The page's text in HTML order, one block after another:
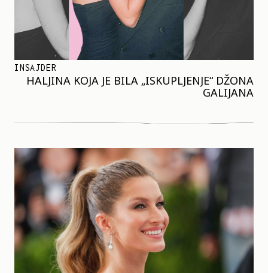
INSAJDER
HALJINA KOJA JE BILA „ISKUPLJENJE“ DŽONA
GALIJANA